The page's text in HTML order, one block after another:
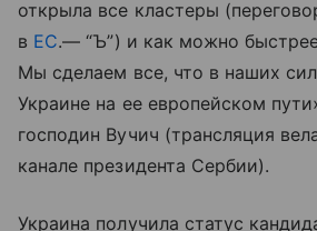
открыла все кластеры
в ЕС.— “Ъ”) и как можно
Мы сделаем все, что в наших
Украине на ее европейском
господин Вучич (трансляция
канале президента Сербии).
Украина получила статус